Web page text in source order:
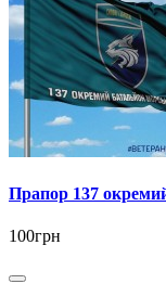
Прапор 137
100грн